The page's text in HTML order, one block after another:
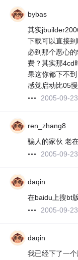
bybas
其实
下载可以直接
必到那个恶心
费？其实那4cd
果这你都下不
感觉启动比05
2005-09-23
ren_zhang8
骗人的家伙 老
2005-09-23
daqin
在baidu上搜bt
2005-09-23
daqin
我已经下了一